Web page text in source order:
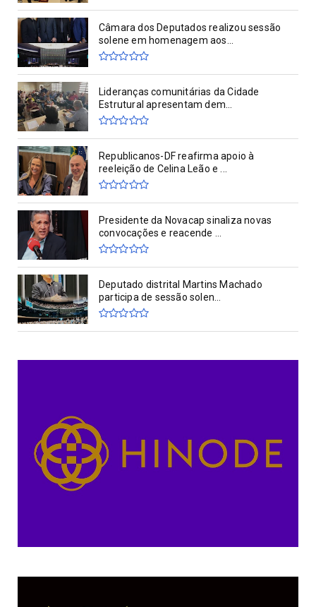
Câmara dos Deputados realizou sessão
solene em homenagem aos...
Lideranças comunitárias da Cidade
Estrutural apresentam dem...
Republicanos-DF reafirma apoio à
reeleição de Celina Leão e ...
Presidente da Novacap sinaliza novas
convocações e reacende ...
Deputado distrital Martins Machado
participa de sessão solen...